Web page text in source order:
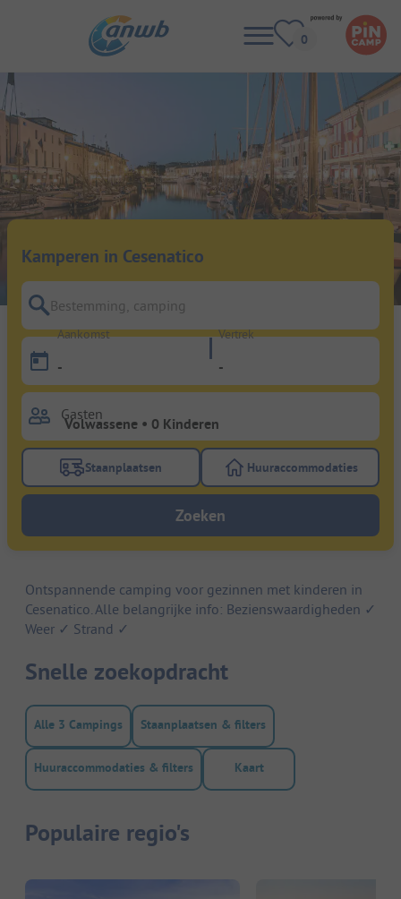
Kamperen in Cesenatico
Bestemming, camping
Aankomst
-
Vertrek
-
Gasten
Gebruik de filterknop staanplaatsen om te zoeken
Staanplaatsen Gebruik de
Huuraccommodaties
Zoeken
Ontspannende camping voor gezinnen met kinderen in
Cesenatico. Alle belangrijke info: Bezienswaardigheden ✓
Weer ✓ Strand ✓
Snelle zoekopdracht
Alle 3 Campings Staanplaatsen & filters
Huuraccommodaties & filters Kaart
Populaire regio's